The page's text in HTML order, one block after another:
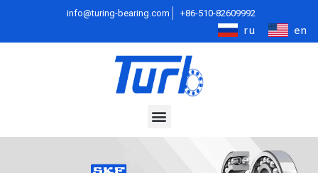
info@turing-bearing.com +86-510-82609992
ru en